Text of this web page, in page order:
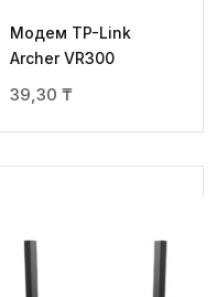
Модем TP-Link
Archer VR300
39,30 ₸